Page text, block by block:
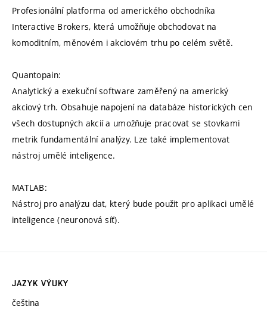
Profesionální platforma od amerického obchodníka
Interactive Brokers, která umožňuje obchodovat na
komoditním, měnovém i akciovém trhu po celém světě.
Quantopain:
Analytický a exekuční software zaměřený na americký
akciový trh. Obsahuje napojení na databáze historických cen
všech dostupných akcií a umožňuje pracovat se stovkami
metrik fundamentální analýzy. Lze také implementovat
nástroj umělé inteligence.
MATLAB:
Nástroj pro analýzu dat, který bude použit pro aplikaci umělé
inteligence (neuronová síť).
JAZYK VÝUKY
čeština